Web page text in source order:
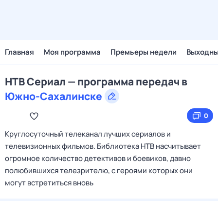
Главная Моя программа Премьеры недели
НТВ Сериал — программа передач в
Южно-Сахалинске
0
Круглосуточный телеканал лучших сериалов и
телевизионных фильмов. Библиотека НТВ насчитывает
огромное количество детективов и боевиков, давно
полюбившихся телезрителю, с героями которых они
могут встретиться вновь